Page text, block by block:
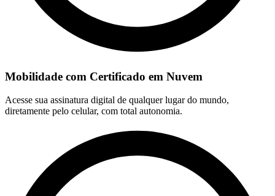
Mobilidade com Certificado em Nuvem
Acesse sua assinatura digital de qualquer lugar do mundo,
diretamente pelo celular, com total autonomia.